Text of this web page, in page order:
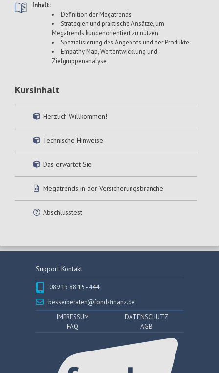
Inhalt:
Definition der Megatrends
Strategien und praktische Ansätze, um
Megatrends kundenorientiert zu nutzen
Spezialisierung des Angebots und der Produkte
Empathy Map, Wertentwicklung und
Zielgruppenanalyse
Kursinhalt
Herzlich Willkommen!
Technische Hinweise
Das erwartet Sie
Megatrends in der Versicherungsbranche
Abschlusstest
Support Kontakt
089 15 88 15 - 444
besserberaten@fondsfinanz.de
IMPRESSUM
DATENSCHUTZ
FAQ
AGB